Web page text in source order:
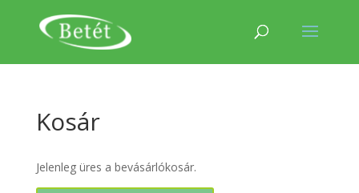
Kosár
Jelenleg üres a bevásárlókosár.